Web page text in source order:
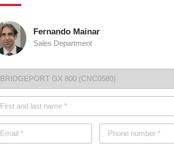
Fernando Mainar
Sales Department